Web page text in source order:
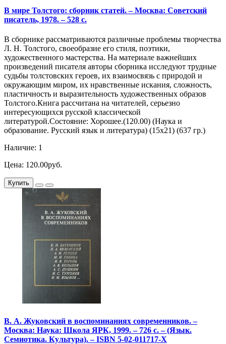
В мире Толстого: сборник статей. – Москва: Советский
писатель, 1978. – 528 с.
В сборнике рассматриваются различные проблемы творчества
Л. Н. Толстого, своеобразие его стиля, поэтики,
художественного мастерства. На материале важнейших
произведений писателя авторы сборника исследуют трудные
судьбы толстовских героев, их взаимосвязь с природой и
окружающим миром, их нравственные искания, сложность,
пластичность и выразительность художественных образов
Толстого.Книга рассчитана на читателей, серьезно
интересующихся русской классической
литературой.Состояние: Хорошее.(120.00) (Наука и
образование. Русский язык и литература) (15х21) (637 гр.)
Наличие: 1
Цена: 120.00руб.
Купить
В. А. Жуковский в воспоминаниях современников. –
Москва: Наука: Школа ЯРК, 1999. – 726 с. – (Язык.
Семиотика. Культура). – ISBN 5-02-011717-X